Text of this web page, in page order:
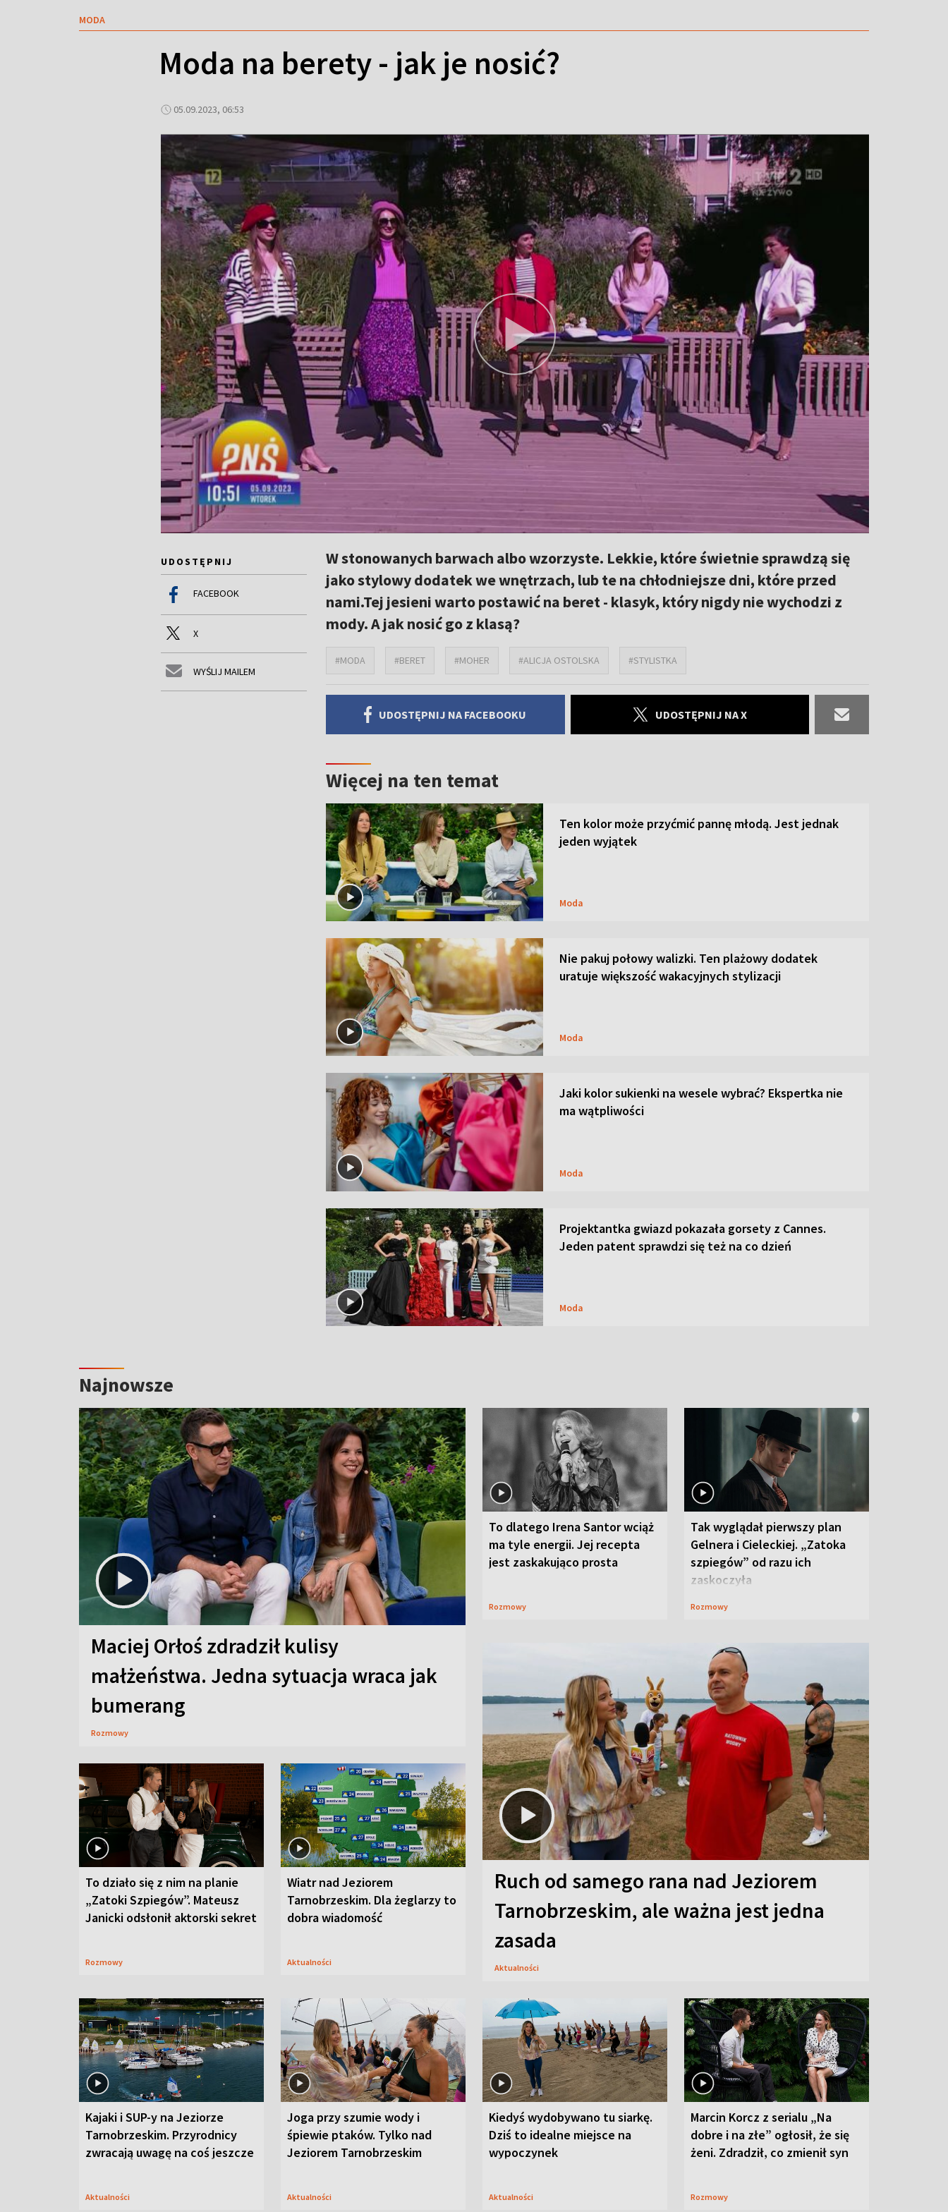
MODA
Moda na berety - jak je nosić?
05.09.2023, 06:53
UDOSTĘPNIJ
FACEBOOK
X
WYŚLIJ MAILEM
W stonowanych barwach albo wzorzyste. Lekkie, które świetnie sprawdzą się
jako stylowy dodatek we wnętrzach, lub te na chłodniejsze dni, które przed
nami.Tej jesieni warto postawić na beret - klasyk, który nigdy nie wychodzi z
mody. A jak nosić go z klasą?
#MODA #BERET #MOHER #ALICJA OSTOLSKA #STYLISTKA
UDOSTĘPNIJ NA FACEBOOKU UDOSTĘPNIJ NA X
Więcej na ten temat
Ten kolor może przyćmić pannę młodą. Jest jednak
jeden wyjątek
Moda
Nie pakuj połowy walizki. Ten plażowy dodatek
uratuje większość wakacyjnych stylizacji
Moda
Jaki kolor sukienki na wesele wybrać? Ekspertka nie
ma wątpliwości
Moda
Projektantka gwiazd pokazała gorsety z Cannes.
Jeden patent sprawdzi się też na co dzień
Moda
Najnowsze
Maciej Orłoś zdradził kulisy
małżeństwa. Jedna sytuacja wraca jak
bumerang
Rozmowy
To dlatego Irena Santor wciąż
ma tyle energii. Jej recepta
jest zaskakująco prosta
Rozmowy
Tak wyglądał pierwszy plan
Gelnera i Cieleckiej. „Zatoka
szpiegów” od razu ich
zaskoczyła
Rozmowy
To działo się z nim na planie
„Zatoki Szpiegów”. Mateusz
Janicki odsłonił aktorski sekret
Rozmowy
Wiatr nad Jeziorem
Tarnobrzeskim. Dla żeglarzy to
dobra wiadomość
Aktualności
Ruch od samego rana nad Jeziorem
Tarnobrzeskim, ale ważna jest jedna
zasada
Aktualności
Kajaki i SUP-y na Jeziorze
Tarnobrzeskim. Przyrodnicy
zwracają uwagę na coś jeszcze
Aktualności
Joga przy szumie wody i
śpiewie ptaków. Tylko nad
Jeziorem Tarnobrzeskim
Aktualności
Kiedyś wydobywano tu siarkę.
Dziś to idealne miejsce na
wypoczynek
Aktualności
Marcin Korcz z serialu „Na
dobre i na złe” ogłosił, że się
żeni. Zdradził, co zmienił syn
Rozmowy